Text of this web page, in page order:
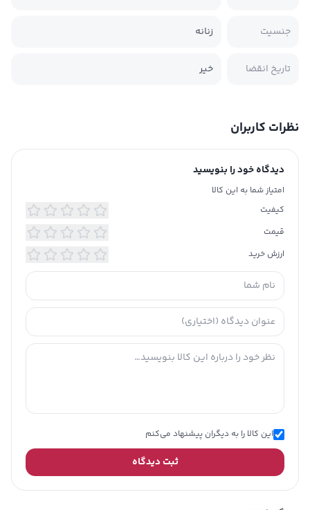
جنسیت زنانه
تاریخ انقضا خیر
نظرات کاربران
دیدگاه خود را بنویسید
امتیاز شما به این کالا
کیفیت
قیمت
ارزش خرید
این کالا را به دیگران پیشنهاد می‌کنم
ثبت دیدگاه